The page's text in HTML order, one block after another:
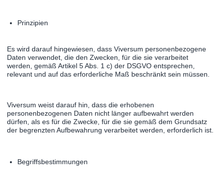
Prinzipien
Es wird darauf hingewiesen, dass Viversum personenbezogene
Daten verwendet, die den Zwecken, für die sie verarbeitet
werden, gemäß Artikel 5 Abs. 1 c) der DSGVO entsprechen,
relevant und auf das erforderliche Maß beschränkt sein müssen.
Viversum weist darauf hin, dass die erhobenen
personenbezogenen Daten nicht länger aufbewahrt werden
dürfen, als es für die Zwecke, für die sie gemäß dem Grundsatz
der begrenzten Aufbewahrung verarbeitet werden, erforderlich ist.
Begriffsbestimmungen